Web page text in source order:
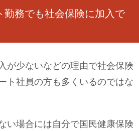
勤務でも社会保険に加入で
が少ないなどの理由で社会保険
ト社員の方も多くいるのではな
い場合には自分で国民健康保険